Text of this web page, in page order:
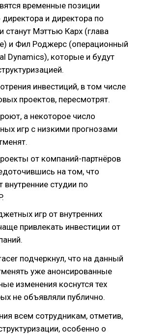
временные позиции
и директора по
станут Мэттью Карх (глава
и Фил Роджерс (операционный
Dynamics), которые и будут
инвестиций, в том числе
проектов, пересмотрят.
а некоторое число
игр с низкими прогнозами
от компаний-партнёров
на том, что
студии по
игр от внутренних
привлекать инвестиции от
подчеркнул, что на данный
уже анонсированные
изменения коснутся тех
не объявляли публично.
всем сотрудникам, отметив,
особенно о